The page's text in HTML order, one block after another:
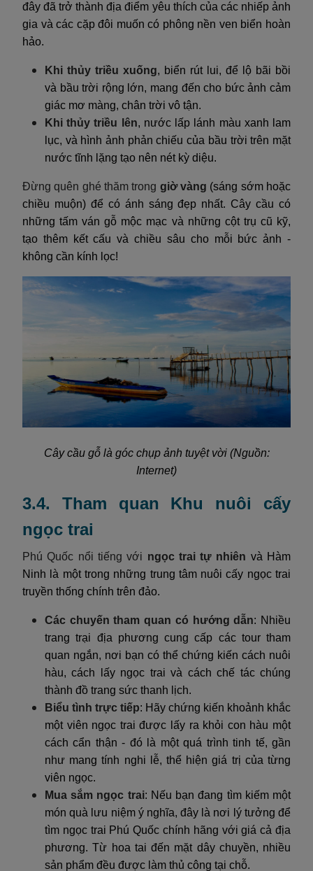
đây đã trở thành địa điểm yêu thích của các nhiếp ảnh
gia và các cặp đôi muốn có phông nền ven biển hoàn
hảo.
Khi thủy triều xuống, biển rút lui, để lộ bãi bồi
và bầu trời rộng lớn, mang đến cho bức ảnh cảm
giác mơ màng, chân trời vô tận.
Khi thủy triều lên, nước lấp lánh màu xanh lam
lục, và hình ảnh phản chiếu của bầu trời trên mặt
nước tĩnh lặng tạo nên nét kỳ diệu.
Đừng quên ghé thăm trong giờ vàng (sáng sớm hoặc
chiều muộn) để có ánh sáng đẹp nhất. Cây cầu có
những tấm ván gỗ mộc mạc và những cột trụ cũ kỹ,
tạo thêm kết cấu và chiều sâu cho mỗi bức ảnh -
không cần kính lọc!
Cây cầu gỗ là góc chụp ảnh tuyệt vời (Nguồn:
Internet)
3.4. Tham quan Khu nuôi cấy
ngọc trai
Phú Quốc nổi tiếng với ngọc trai tự nhiên và Hàm
Ninh là một trong những trung tâm nuôi cấy ngọc trai
truyền thống chính trên đảo.
Các chuyến tham quan có hướng dẫn: Nhiều
trang trại địa phương cung cấp các tour tham
quan ngắn, nơi bạn có thể chứng kiến cách nuôi
hàu, cách lấy ngọc trai và cách chế tác chúng
thành đồ trang sức thanh lịch.
Biểu tình trực tiếp: Hãy chứng kiến khoảnh khắc
một viên ngọc trai được lấy ra khỏi con hàu một
cách cẩn thận - đó là một quá trình tinh tế, gần
như mang tính nghi lễ, thể hiện giá trị của từng
viên ngọc.
Mua sắm ngọc trai: Nếu bạn đang tìm kiếm một
món quà lưu niệm ý nghĩa, đây là nơi lý tưởng để
tìm ngọc trai Phú Quốc chính hãng với giá cả địa
phương. Từ hoa tai đến mặt dây chuyền, nhiều
sản phẩm đều được làm thủ công tại chỗ.